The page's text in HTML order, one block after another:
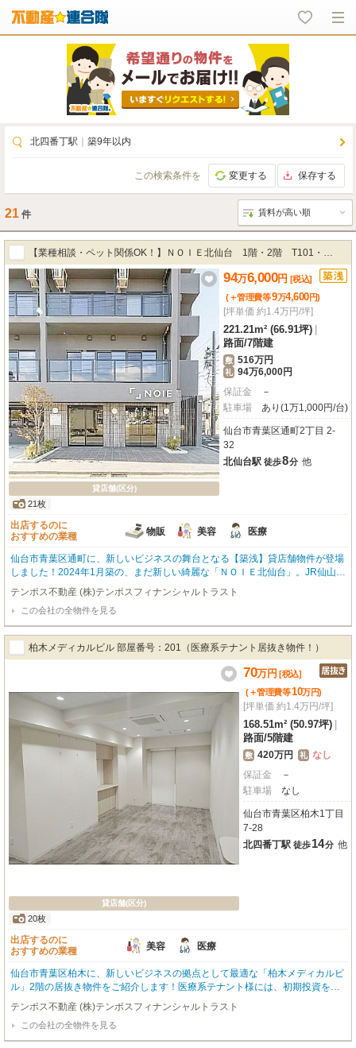
北四番丁駅 築9年以内
この検索条件を 変更する 保存する
21 件
【業種相談・ペット関係OK！】ＮＯＩＥ北仙台 1階・2階 T101・
T201・T202
貸店舗(区分)
21枚
94万6,000円 [税込]
(＋管理費等9万4,600円)
[坪単価 約1.4万円/坪]
221.21m² (66.91坪)
路面/7階建
敷 516万円
礼 94万6,000円
保証金
－
駐車場
あり(1万1,000円/台)
仙台市青葉区通町2丁目 2-
32
北仙台駅 徒歩8分 他
出店するのに
おすすめの業種
物販 美容 医療
仙台市青葉区通町に、新しいビジネスの舞台となる【築浅】貸店舗物件が登場
しました！2024年1月築の、まだ新しい綺麗な「ＮＯＩＥ北仙台」。JR仙山
線・仙台市営地下鉄南北線「北仙台駅」から徒歩8分とアクセス便利な立地で
す。広々とした221.21㎡の空間は、お客様の理想を形にするのにぴったり。な
んと【業種相談・ペット関係OK！】なのが嬉しいポイント！小売・物販、美
容・健康・介護、医療など、幅広いビジネスに対応可能です。スケルトン渡し
ですので、内装は自由にデザインしていただけますよ。路面店で前面ガラス張
り、幹線道路沿いという抜群の視認性も魅力。駐車場も7台分確保されてお
り、お客様にも安心してご来店いただけます。周辺には保育園、ドラッグスト
ア、コンビニ、銀行、飲食店など生活利便施設が充実しており、集客にも期待
が持てますね。この場所で、あなたの新しい挑戦を始めてみませんか？
テンポス不動産 (株)テンポスフィナンシャルトラスト
この会社の全物件を見る
柏木メディカルビル 部屋番号：201（医療系テナント居抜き物件！）
貸店舗(区分)
20枚
70万円 [税込]
(＋管理費等10万円)
[坪単価 約1.4万円/坪]
168.51m² (50.97坪)
路面/5階建
敷 420万円 礼 なし
保証金
－
駐車場
なし
仙台市青葉区柏木1丁目
7-28
北四番丁駅 徒歩14分 他
出店するのに
おすすめの業種
美容 医療
仙台市青葉区柏木に、新しいビジネスの拠点として最適な「柏木メディカルビ
ル」2階の居抜き物件をご紹介します！医療系テナント様には、初期投資を抑
えてスムーズな開業が叶う、大変魅力的な一室です。広々とした168.51㎡の空
間は、1フロア1テナントの角部屋で、プライバシーを確保しながらゆったりと
ご利用いただけます。エアコンやエレベーターなど、充実の設備も嬉しいポイ
ント。路面店で商店街に面し、幹線道路沿いという抜群の立地は、集客力にも
テンポス不動産 (株)テンポスフィナンシャルトラスト
この会社の全物件を見る